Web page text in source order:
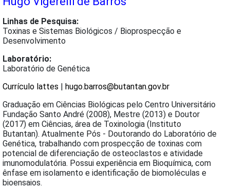
Linhas de Pesquisa:
Toxinas e Sistemas Biológicos / Bioprospecção e
Desenvolvimento
Laboratório:
Laboratório de Genética
Currículo lattes | hugo.barros@butantan.gov.br
Graduação em Ciências Biológicas pelo Centro Universitário
Fundação Santo André (2008), Mestre (2013) e Doutor
(2017) em Ciências, área de Toxinologia (Instituto
Butantan). Atualmente Pós - Doutorando do Laboratório de
Genética, trabalhando com prospecção de toxinas com
potencial de diferenciação de osteoclastos e atividade
imunomodulatória. Possui experiência em Bioquímica, com
ênfase em isolamento e identificação de biomoléculas e
bioensaios.